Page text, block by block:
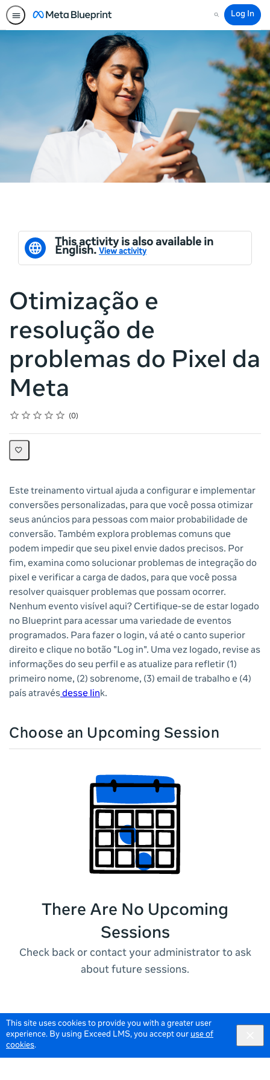
This site uses cookies to provide you with a greater user
experience. By using Exceed LMS, you accept our use of
cookies.
Search
Log In
This activity is also available in
English. View activity
Otimização e
resolução de
problemas do Pixel da
Meta
Rating
1 star
2 stars
3 stars
4 stars
5 stars
Average rating: 0 0
No reviews
Este treinamento virtual ajuda a configurar e implementar
conversões personalizadas, para que você possa otimizar
seus anúncios para pessoas com maior probabilidade de
conversão. Também explora problemas comuns que
podem impedir que seu pixel envie dados precisos. Por
fim, examina como solucionar problemas de integração do
pixel e verificar a carga de dados, para que você possa
resolver quaisquer problemas que possam ocorrer.
Nenhum evento visível aqui? Certifique-se de estar logado
no Blueprint para acessar uma variedade de eventos
programados. Para fazer o login, vá até o canto superior
direito e clique no botão "Log in". Uma vez logado, revise as
informações do seu perfil e as atualize para refletir (1)
primeiro nome, (2) sobrenome, (3) email de trabalho e (4)
país através desse lin k.
Choose an Upcoming Session
There Are No Upcoming
Sessions
Check back or contact your administrator to ask
about future sessions.